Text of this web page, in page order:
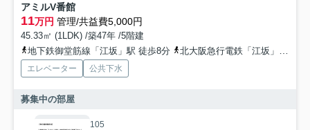
アミルV番館
11万円 管理/共益費5,000円
45.33㎡ (1LDK) /築47年 /5階建
地下鉄御堂筋線「江坂」駅 徒歩8分
北大阪急行電鉄「江坂」駅 徒歩8分
エレベーター 公共下水
募集中の部屋
105